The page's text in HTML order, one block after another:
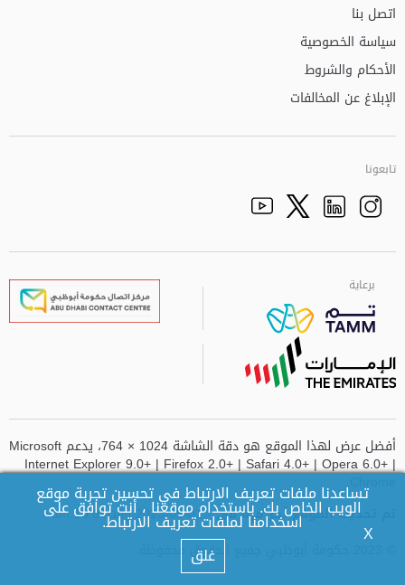
اتصل بنا
سياسة الخصوصية
الأحكام والشروط
الإبلاغ عن المخالفات
تابعونا
Facebook
Instagramالذهاب الى تم
Twitter
Youtube
برعاية
برعاية
برعاية
برعاية
أفضل عرض لهذا الموقع هو دقة الشاشة 1024 × 764، يدعم Microsoft
Internet Explorer 9.0+ | Firefox 2.0+ | Safari 4.0+ | Opera 6.0+ |
Chrome
تم تحديث الموقع آخر مرة في- 01-09-2023 وقت10:08 am
X
تساعدنا ملفات تعريف الارتباط في تحسين تجربة موقع
الويب الخاص بك. باستخدام موقعنا ، أنت توافق على
اسخدامنا لملفات تعريف الارتباط.
غلق